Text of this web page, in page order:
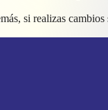
si realizas